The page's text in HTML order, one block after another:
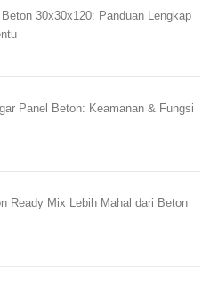
30x30x120: Panduan Lengkap
Panel Beton: Keamanan & Fungsi
Ready Mix Lebih Mahal dari Beton